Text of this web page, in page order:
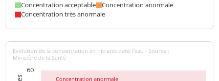
Concentration acceptable
Concentration anormale
Concentration très anormale
Concentration anormale
Evolution de la concentration en nitrates dans l'eau - Source :
Ministère de la Santé
60